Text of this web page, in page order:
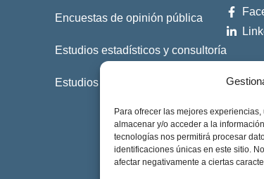
Para ofrecer las mejores
almacenar y/o acceder a la
tecnologías nos permitirá procesar
identificaciones únicas en este sitio.
afectar negativamente a ciertas
Encuestas de opinión pública
Estudios estadísticos y consultoría
Estudios Profesionales